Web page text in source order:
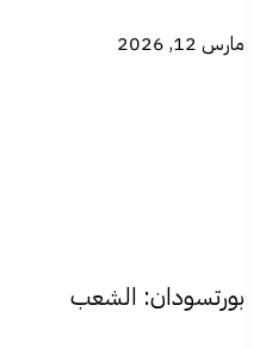
مارس 12, 2026
بورتسودان: الشعب